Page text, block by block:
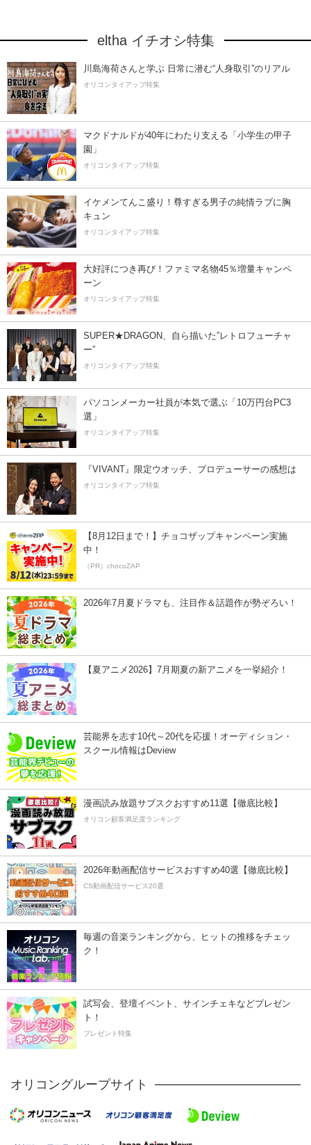
eltha イチオシ特集
川島海荷さんと学ぶ 日常に潜む“人身取引”のリアル
オリコンタイアップ特集
マクドナルドが40年にわたり支える「小学生の甲子
園」
オリコンタイアップ特集
イケメンてんこ盛り！尊すぎる男子の純情ラブに胸
キュン
オリコンタイアップ特集
大好評につき再び！ファミマ名物45％増量キャンペ
ーン
オリコンタイアップ特集
SUPER★DRAGON、自ら描いた”レトロフューチャ
ー”
オリコンタイアップ特集
パソコンメーカー社員が本気で選ぶ「10万円台PC3
選」
オリコンタイアップ特集
『VIVANT』限定ウオッチ、プロデューサーの感想は
オリコンタイアップ特集
【8月12日まで！】チョコザップキャンペーン実施
中！
（PR）chocoZAP
2026年7月夏ドラマも、注目作＆話題作が勢ぞろい！
【夏アニメ2026】7月期夏の新アニメを一挙紹介！
芸能界を志す10代～20代を応援！オーディション・
スクール情報はDeview
漫画読み放題サブスクおすすめ11選【徹底比較】
オリコン顧客満足度ランキング
2026年動画配信サービスおすすめ40選【徹底比較】
CS動画配信サービス20選
毎週の音楽ランキングから、ヒットの推移をチェッ
ク！
試写会、登壇イベント、サインチェキなどプレゼン
ト！
プレゼント特集
オリコングループサイト